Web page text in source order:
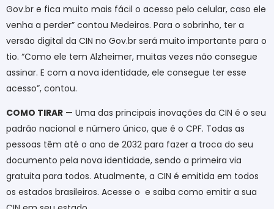
Gov.br e fica muito mais fácil o acesso pelo celular, caso ele
venha a perder” contou Medeiros. Para o sobrinho, ter a
versão digital da CIN no Gov.br será muito importante para o
tio. “Como ele tem Alzheimer, muitas vezes não consegue
assinar. E com a nova identidade, ele consegue ter esse
acesso”, contou.
COMO TIRAR — Uma das principais inovações da CIN é o seu
padrão nacional e número único, que é o CPF. Todas as
pessoas têm até o ano de 2032 para fazer a troca do seu
documento pela nova identidade, sendo a primeira via
gratuita para todos. Atualmente, a CIN é emitida em todos
os estados brasileiros. Acesse o e saiba como emitir a sua